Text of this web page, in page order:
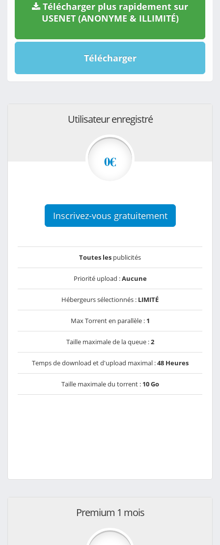
Télécharger plus rapidement sur
USENET (ANONYME & ILLIMITÉ)
Télécharger
Utilisateur enregistré
0€
Inscrivez-vous gratuitement
Toutes les publicités
Priorité upload :Aucune
Hébergeurs sélectionnés : LIMITÉ
Max Torrent en parallèle : 1
Taille maximale de la queue :2
Temps de download et d'upload maximal :48 Heures
Taille maximale du torrent : 10 Go
Premium 1 mois